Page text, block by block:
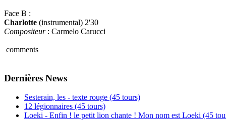
Face B :
Charlotte (instrumental) 2'30
Compositeur: Carmelo Carucci
comments
Dernières News
Sesterain, les - texte rouge (45 tours)
12 légionnaires (45 tours)
Loeki - Enfin ! le petit lion chante ! Mon nom est Loeki (45